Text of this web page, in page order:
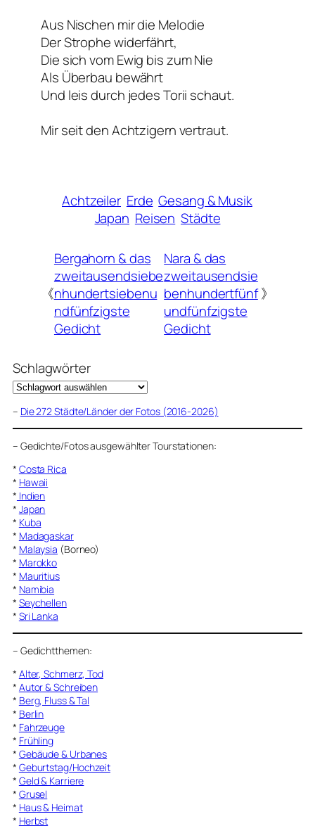
Aus Nischen mir die Melodie
Der Strophe widerfährt,
Die sich vom Ewig bis zum Nie
Als Überbau bewährt
Und leis durch jedes Torii schaut.
Mir seit den Achtzigern vertraut.
Achtzeiler Erde Gesang & Musik
Japan Reisen Städte
《
Bergahorn & das
zweitausendsiebe
nhundertsiebenu
ndfünfzigste
Gedicht
Nara & das
zweitausendsie
benhundertfünf
undfünfzigste
Gedicht
》
Schlagwörter
– Die 272 Städte/Länder der Fotos (2016-2026)
– Gedichte/Fotos ausgewählter Tourstationen:
* Costa Rica
* Hawaii
* Indien
* Japan
* Kuba
* Madagaskar
* Malaysia (Borneo)
* Marokko
* Mauritius
* Namibia
* Seychellen
* Sri Lanka
– Gedichtthemen:
* Alter, Schmerz, Tod
* Autor & Schreiben
* Berg, Fluss & Tal
* Berlin
* Fahrzeuge
* Frühling
* Gebäude & Urbanes
* Geburtstag/Hochzeit
* Geld & Karriere
* Grusel
* Haus & Heimat
* Herbst